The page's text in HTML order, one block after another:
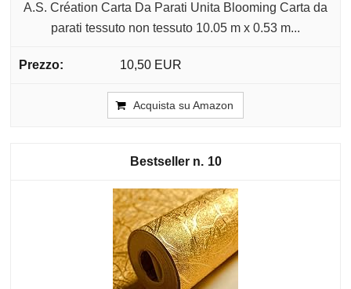
A.S. Création Carta Da Parati Unita Blooming Carta da
parati tessuto non tessuto 10.05 m x 0.53 m...
10,50 EUR
Acquista su Amazon
10